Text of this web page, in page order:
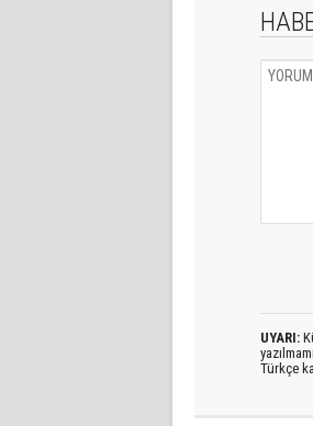
UYARI:
Türkçe